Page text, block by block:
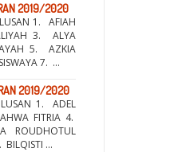
2019/2020
1. AFIAH
3. ALYA
5. AZKIA
7. ...
2019/2020
1. ADEL
FITRIA 4.
ROUDHOTUL
BILQISTI ...